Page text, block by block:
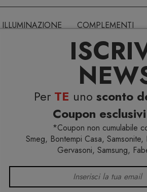
Per TE uno sconto
Coupon
*Coupon non cumulabile
Smeg, Bontempi Casa,
Gervasoni, Samsung,
ILLUMINAZIONE COMPLEMENTI
Home Illuminazione